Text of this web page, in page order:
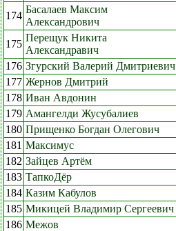
174
Басалаев Максим
Александрович
175
Перещук Никита
Александравич
176 Згурский Валерий Дмитриевич
177 Жернов Дмитрий
178 Иван Авдонин
179 Амангелди Жусубалиев
180 Прищенко Богдан Олегович
181 Максимус
182 Зайцев Артём
183 ТапкоДёр
184 Казим Кабулов
185 Микицей Владимир Сергеевич
186 Межов